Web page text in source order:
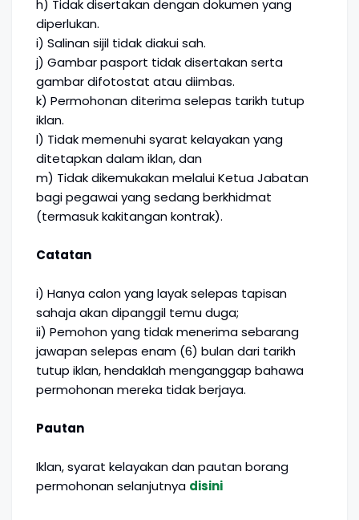
h) Tidak disertakan dengan dokumen yang
diperlukan.
i) Salinan sijil tidak diakui sah.
j) Gambar pasport tidak disertakan serta
gambar difotostat atau diimbas.
k) Permohonan diterima selepas tarikh tutup
iklan.
l) Tidak memenuhi syarat kelayakan yang
ditetapkan dalam iklan, dan
m) Tidak dikemukakan melalui Ketua Jabatan
bagi pegawai yang sedang berkhidmat
(termasuk kakitangan kontrak).
Catatan
i) Hanya calon yang layak selepas tapisan
sahaja akan dipanggil temu duga;
ii) Pemohon yang tidak menerima sebarang
jawapan selepas enam (6) bulan dari tarikh
tutup iklan, hendaklah menganggap bahawa
permohonan mereka tidak berjaya.
Pautan
Iklan, syarat kelayakan dan pautan borang
permohonan selanjutnya disini